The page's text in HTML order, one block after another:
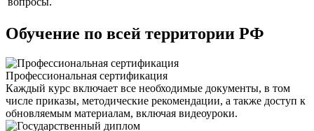
Обучение по всей территории РФ
Профессиональная сертификация
Каждый курс включает все необходимые документы, в том
числе приказы, методические рекомендации, а также доступ к
обновляемым материалам, включая видеоуроки.